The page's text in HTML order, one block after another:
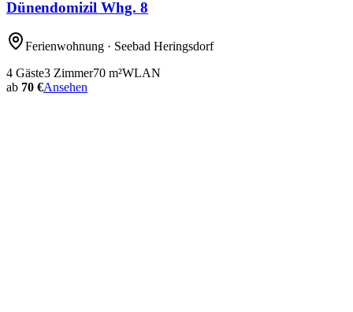
Dünendomizil Whg. 8
Ferienwohnung · Seebad Heringsdorf
4 Gäste3 Zimmer70 m²WLAN
ab 70 €Ansehen